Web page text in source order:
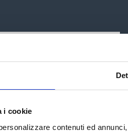
i cookie
contenuti ed